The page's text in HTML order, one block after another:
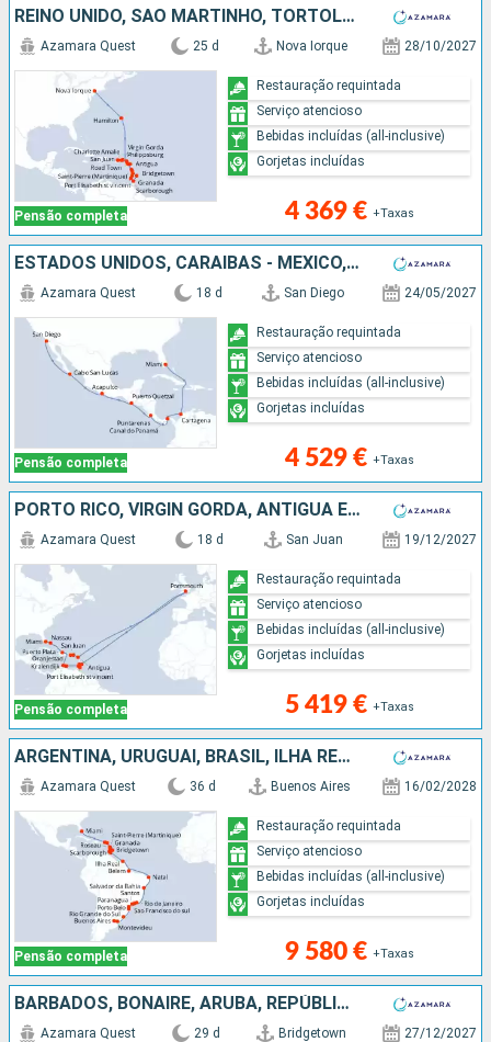
REINO UNIDO, SÃO MARTINHO, TORTOLA, ESTADOS UNIDOS, VIRGIN GORDA, ANTÍGUA E BARBUDA, MARTINICA, ST VINCENT E GRENADINES, GRENADA, TRINIDADE E TOBAGO, BARBADOS, SANTA LÚCIA, DOMINICA, PORTO RICO
Pensão completa
Azamara Quest 25 d Nova Iorque 28/10/2027
4 369 € +Taxas
Restauração requintada
Serviço atencioso
Bebidas incluídas (all-inclusive)
Gorjetas incluídas
ESTADOS UNIDOS, CARAIBAS - MEXICO, GUATEMALA, SALVADOR, COSTA RICA, PANAMA, COLÔMBIA
Pensão completa
Azamara Quest 18 d San Diego 24/05/2027
4 529 € +Taxas
Restauração requintada
Serviço atencioso
Bebidas incluídas (all-inclusive)
Gorjetas incluídas
PORTO RICO, VIRGIN GORDA, ANTÍGUA E BARBUDA, REINO UNIDO, ST VINCENT E GRENADINES, GRENADA, TRINIDADE E TOBAGO, BARBADOS, BONAIRE, ARUBA, REPÚBLICA DOMINICANA, BAHAMAS, ESTADOS UNIDOS
Pensão completa
Azamara Quest 18 d San Juan 19/12/2027
5 419 € +Taxas
Restauração requintada
Serviço atencioso
Bebidas incluídas (all-inclusive)
Gorjetas incluídas
ARGENTINA, URUGUAI, BRASIL, ILHA REAL, TRINIDADE E TOBAGO, BARBADOS, GRENADA, SANTA LÚCIA, MARTINICA, DOMINICA, SÃO MARTINHO, TORTOLA, ESTADOS UNIDOS
Pensão completa
Azamara Quest 36 d Buenos Aires 16/02/2028
9 580 € +Taxas
Restauração requintada
Serviço atencioso
Bebidas incluídas (all-inclusive)
Gorjetas incluídas
BARBADOS, BONAIRE, ARUBA, REPÚBLICA DOMINICANA, BAHAMAS, ESTADOS UNIDOS, CARAIBAS - MEXICO, BELIZE, HONDURAS, COSTA RICA, PANAMA, EQUADOR, PERÚ, CHILE
Azamara Quest 29 d Bridgetown 27/12/2027